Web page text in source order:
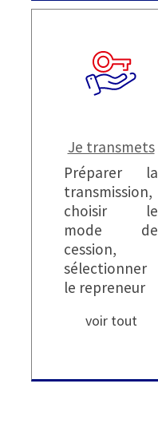
Je transmets
Préparer la
transmission,
choisir le
mode de
cession,
sélectionner
le repreneur
voir tout